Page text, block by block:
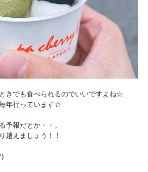
きでも食べられるのでいいですよね☆
年行っています☆
予報だとか・・。
越えましょう！！